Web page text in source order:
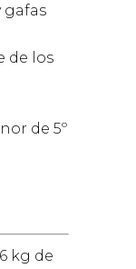
gafas
de los
de 5º
kg de